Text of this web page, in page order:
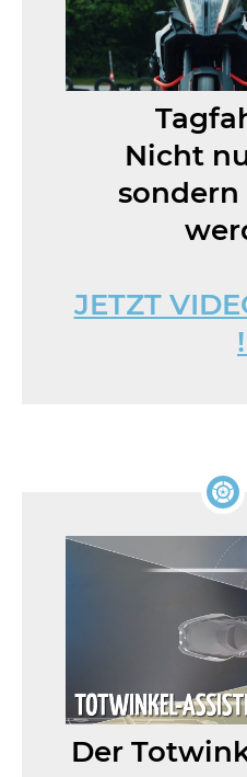
Nicht
sondern
JETZT
!
Der